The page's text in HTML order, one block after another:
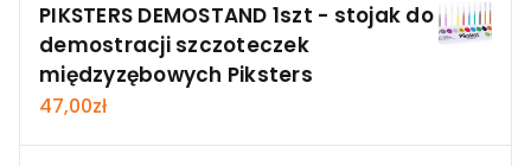
PIKSTERS DEMOSTAND 1szt - stojak do
demostracji szczoteczek
międzyzębowych Piksters
47,00zł